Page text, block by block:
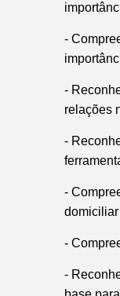
-
-
relações
-
-
domiciliar
-
-